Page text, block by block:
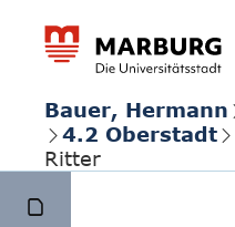
Bauer, Hermann
4.2 Oberstadt
Ritter